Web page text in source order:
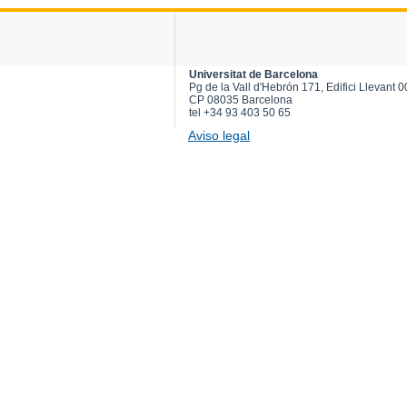
Universitat de Barcelona
Pg de la Vall d'Hebrón 171, Edifici Llevant
CP 08035 Barcelona
tel +34 93 403 50 65
Aviso legal